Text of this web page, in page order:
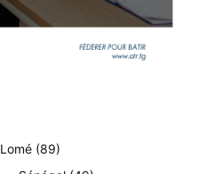
Lomé (89)